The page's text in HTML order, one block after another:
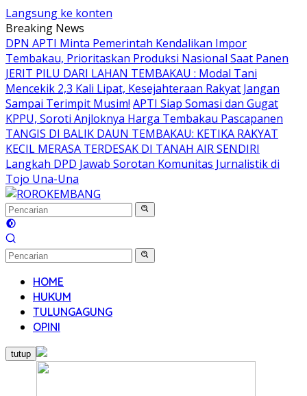
Langsung ke konten
Breaking News
DPN APTI Minta Pemerintah Kendalikan Impor
Tembakau, Prioritaskan Produksi Nasional Saat Panen
JERIT PILU DARI LAHAN TEMBAKAU ​: Modal Tani
Mencekik 2,3 Kali Lipat, Kesejahteraan Rakyat Jangan
Sampai Terimpit Musim! APTI Siap Somasi dan Gugat
KPPU, Soroti Anjloknya Harga Tembakau Pascapanen
TANGIS DI BALIK DAUN TEMBAKAU: KETIKA RAKYAT
KECIL MERASA TERDESAK DI TANAH AIR SENDIRI
Langkah DPD Jawab Sorotan Komunitas Jurnalistik di
Tojo Una-Una
HOME
HUKUM
TULUNGAGUNG
OPINI
tutup